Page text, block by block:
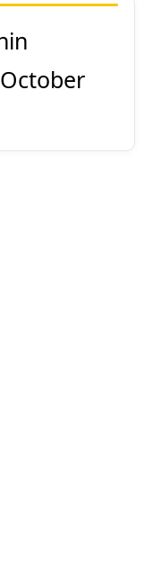
October